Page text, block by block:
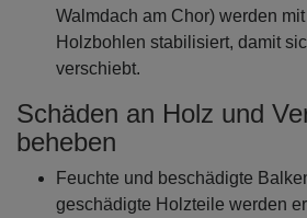
Walmdach am Chor) werden
Holzbohlen stabilisiert, damit
verschiebt.
Schäden an Holz und
beheben
Feuchte und beschädigte
geschädigte Holzteile werden